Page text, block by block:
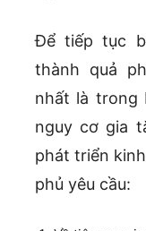
Để tiếp tục
thành quả
nhất là trong
nguy cơ gia
phát triển
phủ yêu cầu: